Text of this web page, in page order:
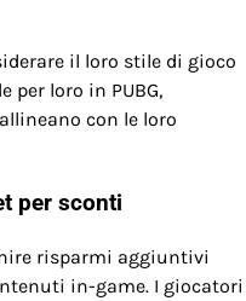
il loro stile di gioco
per loro in PUBG,
con le loro
per sconti
risparmi aggiuntivi
in-game. I giocatori